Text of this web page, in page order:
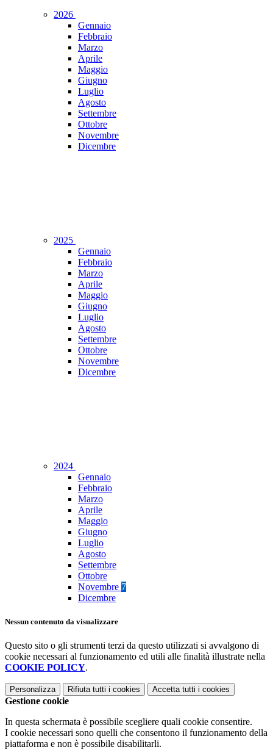
2026
Gennaio
Febbraio
Marzo
Aprile
Maggio
Giugno
Luglio
Agosto
Settembre
Ottobre
Novembre
Dicembre
2025
Gennaio
Febbraio
Marzo
Aprile
Maggio
Giugno
Luglio
Agosto
Settembre
Ottobre
Novembre
Dicembre
2024
Gennaio
Febbraio
Marzo
Aprile
Maggio
Giugno
Luglio
Agosto
Settembre
Ottobre
Novembre 7
Dicembre
Nessun contenuto da visualizzare
Questo sito o gli strumenti terzi da questo utilizzati si avvalgono di
cookie necessari al funzionamento ed utili alle finalità illustrate nella
COOKIE POLICY.
Personalizza Rifiuta tutti i cookies Accetta tutti i cookies
Gestione cookie
In questa schermata è possibile scegliere quali cookie consentire.
I cookie necessari sono quelli che consentono il funzionamento della
piattaforma e non è possibile disabilitarli.